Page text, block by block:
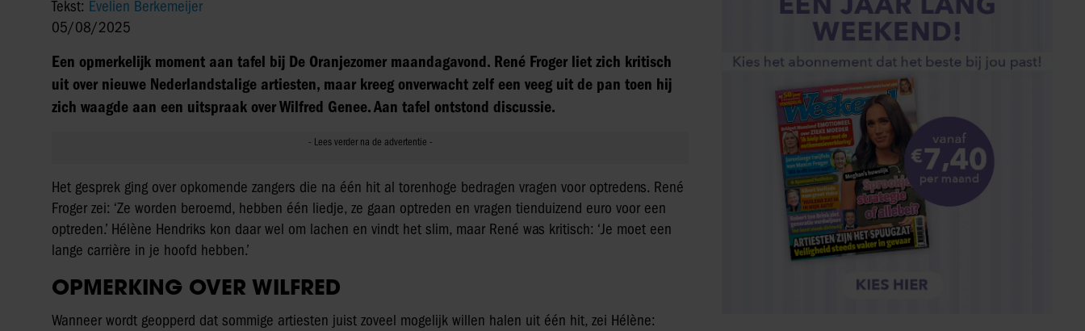
Tekst: Evelien Berkemeijer
05/08/2025
Een opmerkelijk moment aan tafel bij De Oranjezomer maandagavond. René Froger liet zich kritisch
uit over nieuwe Nederlandstalige artiesten, maar kreeg onverwacht zelf een veeg uit de pan toen hij
zich waagde aan een uitspraak over Wilfred Genee. Aan tafel ontstond discussie.
Het gesprek ging over opkomende zangers die na één hit al torenhoge bedragen vragen voor optredens. René
Froger zei: ‘Ze worden beroemd, hebben één liedje, ze gaan optreden en vragen tienduizend euro voor een
optreden.’ Hélène Hendriks kon daar wel om lachen en vindt het slim, maar René was kritisch: ‘Je moet een
lange carrière in je hoofd hebben.’
OPMERKING OVER WILFRED
Wanneer wordt geopperd dat sommige artiesten juist zoveel mogelijk willen halen uit één hit, zei Hélène: